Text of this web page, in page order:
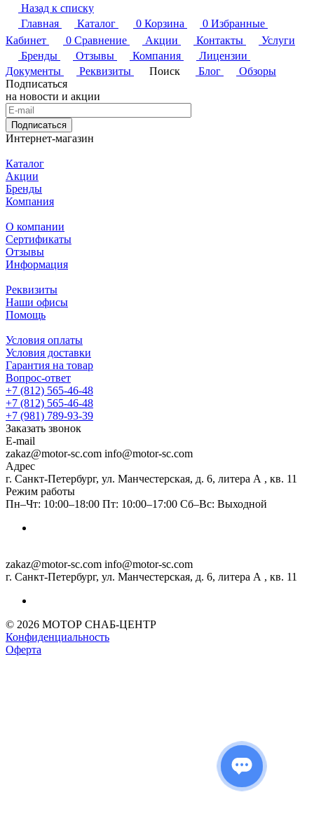
Назад к списку
Главная
Каталог 0 Корзина 0 Избранные
Кабинет
0 Сравнение Акции Контакты
Услуги
Бренды
Отзывы Компания
Лицензии
Документы
Реквизиты Поиск Блог
Обзоры
Подписаться
на новости и акции
Подписаться
Интернет-магазин
Каталог
Акции
Бренды
Компания
О компании
Сертификаты
Отзывы
Информация
Реквизиты
Наши офисы
Помощь
Условия оплаты
Условия доставки
Гарантия на товар
Вопрос-ответ
+7 (812) 565-46-48
+7 (812) 565-46-48
+7 (981) 789-93-39
Заказать звонок
E-mail
zakaz@motor-sc.com info@motor-sc.com
Адрес
г. Санкт-Петербург, ул. Манчестерская, д. 6, литера А , кв. 11
Режим работы
Пн–Чт: 10:00–18:00 Пт: 10:00–17:00 Сб–Вс: Выходной
zakaz@motor-sc.com info@motor-sc.com
г. Санкт-Петербург, ул. Манчестерская, д. 6, литера А , кв. 11
© 2026 МОТОР СНАБ-ЦЕНТР
Конфиденциальность
Оферта